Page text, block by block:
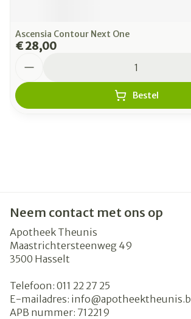
Ascensia Contour Next One
€ 28,00
Bestel
Neem contact met ons op
Apotheek Theunis
Maastrichtersteenweg 49
3500 Hasselt
Telefoon: 011 22 27 25
E-mailadres: info@
APB nummer: 712219